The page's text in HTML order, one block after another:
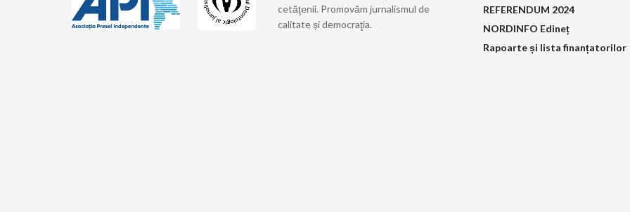
cetăţenii. Promovăm jurnalismul de
calitate și democraţia.
REFERENDUM 2024
NORDINFO Edineț
Rapoarte și lista finanțatorilor